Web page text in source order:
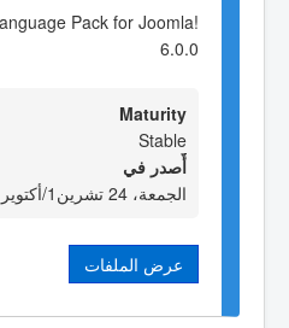
Pack for Joomla!
6.0.0
Maturity
Stable
أٌصدر في
الجمعة، 24 تشرين1/أكتوير 2025 07:39
عرض الملفات